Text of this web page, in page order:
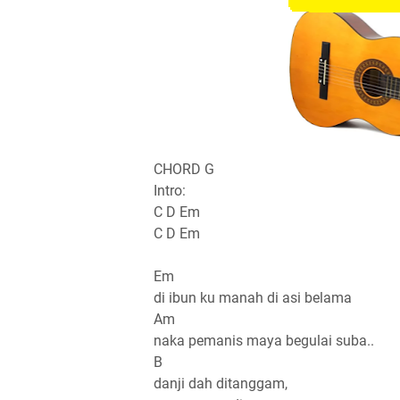
CHORD G
Intro:
C D Em
C D Em
Em
di ibun ku manah di asi belama
Am
naka pemanis maya begulai suba..
B
danji dah ditanggam,